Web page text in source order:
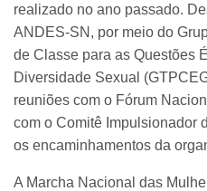
realizado no ano passado.
ANDES-SN, por meio do
de Classe para as Questões
Diversidade Sexual
reuniões com o Fórum
com o Comitê Impulsionador
os encaminhamentos da
A Marcha Nacional das